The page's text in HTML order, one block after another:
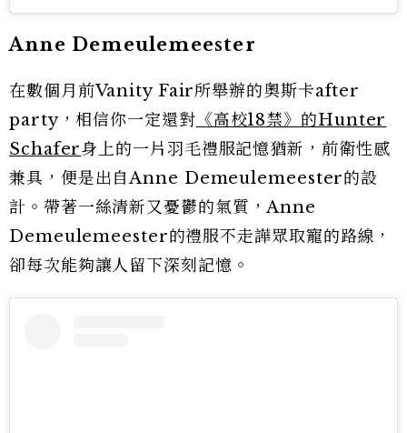
Anne Demeulemeester
在數個月前Vanity Fair所舉辦的奧斯卡after
party，相信你一定還對 《高校18禁》的Hunter
Schafer身上的一片羽毛禮服記憶猶新，前衛性感
兼具，便是出自Anne Demeulemeester的設
計。帶著一絲清新又憂鬱的氣質，Anne
Demeulemeester的禮服不走譁眾取寵的路線，
卻每次能夠讓人留下深刻記憶。